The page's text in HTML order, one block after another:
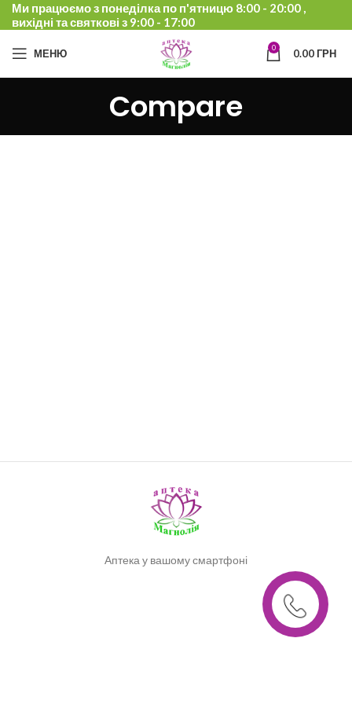
Ми працюємо з понеділка по п'ятницю 8:00 - 20:00 ,
вихідні та святкові з 9:00 - 17:00
МЕНЮ 0 0.00ГРН
Compare
Аптека у вашому смартфоні